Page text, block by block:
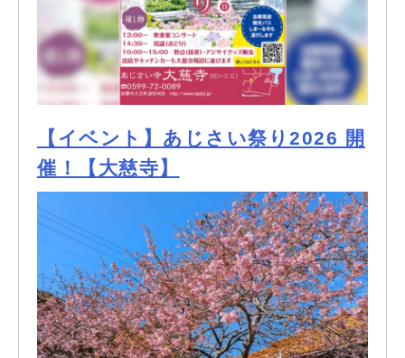
【イベント】あじさい祭り2026 開
催！【大慈寺】